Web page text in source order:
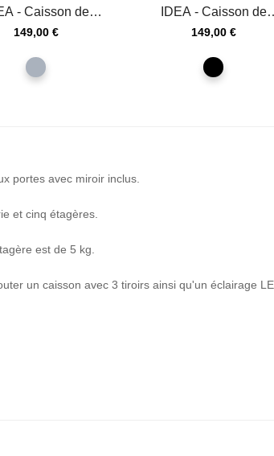
- Caisson de
3 tiroirs
Prix
149,00 €
gris
IDEA - Caisson de
rangement 3 tiroirs
Prix
149,00 €
noir
portes avec miroir inclus.
et cinq étagères.
est de 5 kg.
un caisson avec 3 tiroirs ainsi qu'un éclairage